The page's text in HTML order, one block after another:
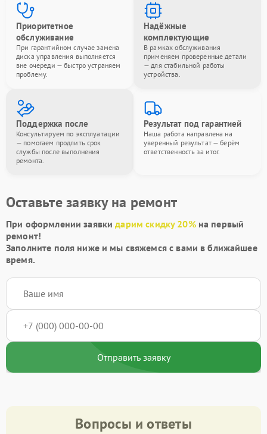
Приоритетное
обслуживание
При гарантийном случае замена
диска управления выполняется
вне очереди — быстро устраняем
проблему.
Надёжные
комплектующие
В рамках обслуживания
применяем проверенные детали
— для стабильной работы
устройства.
Поддержка после
Консультируем по эксплуатации
— помогаем продлить срок
службы после выполнения
ремонта.
Результат под гарантией
Наша работа направлена на
уверенный результат — берём
ответственность за итог.
Оставьте заявку на ремонт
При оформлении заявкидарим скидку 20%на первый
ремонт!
Заполните поля ниже и мы свяжемся с вами в ближайшее
время.
Отправить заявку
Вопросы и ответы